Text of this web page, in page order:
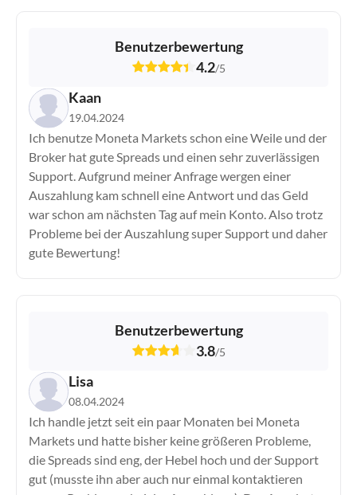
Benutzerbewertung
4.2/5
Kaan
19.04.2024
Ich benutze Moneta Markets schon eine Weile und der
Broker hat gute Spreads und einen sehr zuverlässigen
Support. Aufgrund meiner Anfrage wergen einer
Auszahlung kam schnell eine Antwort und das Geld
war schon am nächsten Tag auf mein Konto. Also trotz
Probleme bei der Auszahlung super Support und daher
gute Bewertung!
Benutzerbewertung
3.8/5
Lisa
08.04.2024
Ich handle jetzt seit ein paar Monaten bei Moneta
Markets und hatte bisher keine größeren Probleme,
die Spreads sind eng, der Hebel hoch und der Support
gut (musste ihn aber auch nur einmal kontaktieren